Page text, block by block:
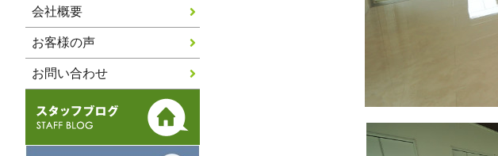
会社概要
お客様の声
お問い合わせ